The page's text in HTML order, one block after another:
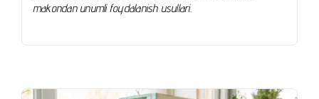
makondan unumli foydalanish usullari.